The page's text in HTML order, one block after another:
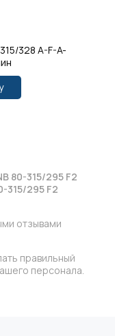
328 A-F-A-
80-315/295 F2
315/295 F2
отзывами
правильный
персонала.